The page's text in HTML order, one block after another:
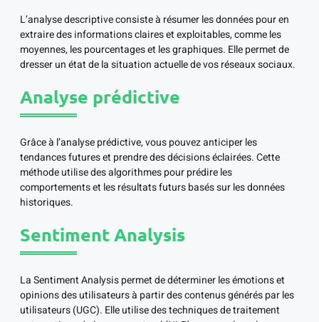
L’analyse descriptive consiste à résumer les données pour en
extraire des informations claires et exploitables, comme les
moyennes, les pourcentages et les graphiques. Elle permet de
dresser un état de la situation actuelle de vos réseaux sociaux.
Analyse prédictive
Grâce à l’analyse prédictive, vous pouvez anticiper les
tendances futures et prendre des décisions éclairées. Cette
méthode utilise des algorithmes pour prédire les
comportements et les résultats futurs basés sur les données
historiques.
Sentiment Analysis
La Sentiment Analysis permet de déterminer les émotions et
opinions des utilisateurs à partir des contenus générés par les
utilisateurs (UGC). Elle utilise des techniques de traitement